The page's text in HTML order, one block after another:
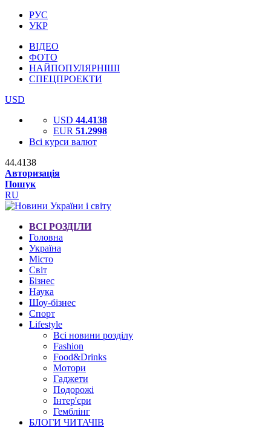
РУС
УКР
ВІДЕО
ФОТО
НАЙПОПУЛЯРНІШІ
СПЕЦПРОЕКТИ
USD
USD 44.4138
EUR 51.2998
Всі курси валют
44.4138
Авторизація
Пошук
RU
ВСІ РОЗДІЛИ
Головна
Україна
Місто
Світ
Бізнес
Наука
Шоу-бізнес
Спорт
Lifestyle
Всі новини розділу
Fashion
Food&Drinks
Мотори
Гаджети
Подорожі
Інтер'єри
Гемблінг
БЛОГИ ЧИТАЧІВ